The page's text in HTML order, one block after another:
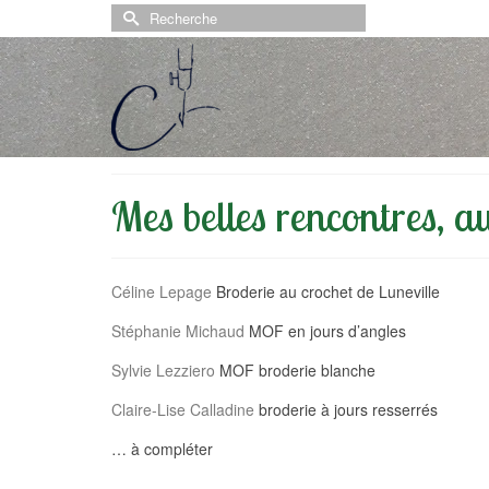
Rechercher :
Mes belles rencontres,
Céline Lepage Broderie au crochet de Luneville
Stéphanie Michaud MOF en jours d’angles
Sylvie Lezziero MOF broderie blanche
Claire-Lise Calladine broderie à jours resserrés
… à compléter